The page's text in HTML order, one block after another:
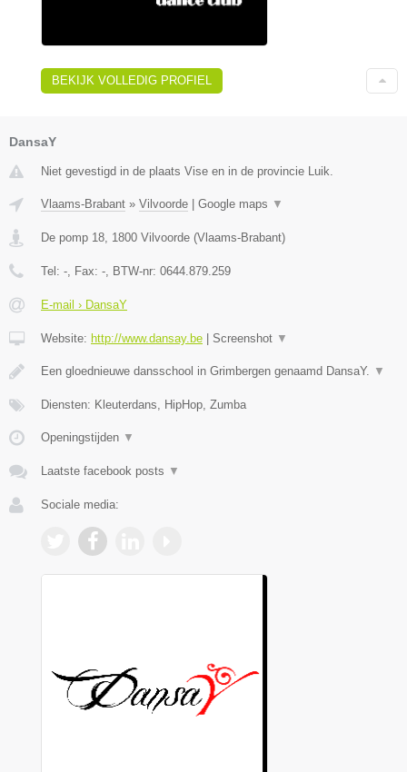
BEKIJK VOLLEDIG PROFIEL
DansaY
Niet gevestigd in de plaats Vise en in de provincie Luik.
Vlaams-Brabant » Vilvoorde | Google maps ▼
De pomp 18 1800 Vilvoorde (Vlaams-Brabant)
Tel: - , Fax: - , BTW-nr: 0644.879.259
E-mail › DansaY
Website: http://www.dansay.be | Screenshot ▼
Een gloednieuwe dansschool in Grimbergen genaamd DansaY. ▼
Diensten: Kleuterdans, HipHop, Zumba
Openingstijden ▼
Laatste facebook posts ▼
Sociale media: